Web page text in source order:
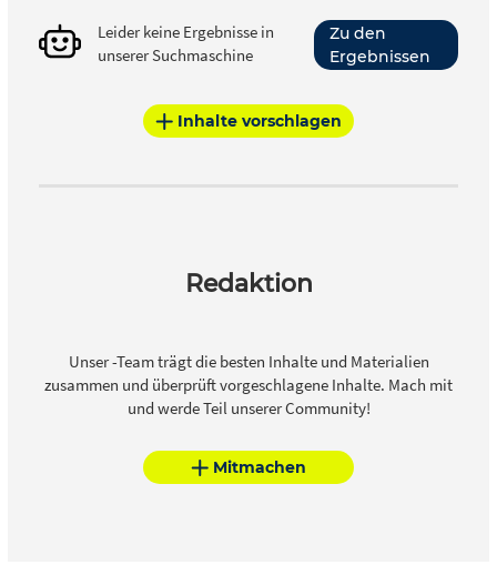
Leider keine Ergebnisse in
unserer Suchmaschine
Zu den
Ergebnissen
Inhalte vorschlagen
Redaktion
Unser -Team trägt die besten Inhalte und Materialien
zusammen und überprüft vorgeschlagene Inhalte. Mach mit
und werde Teil unserer Community!
Mitmachen